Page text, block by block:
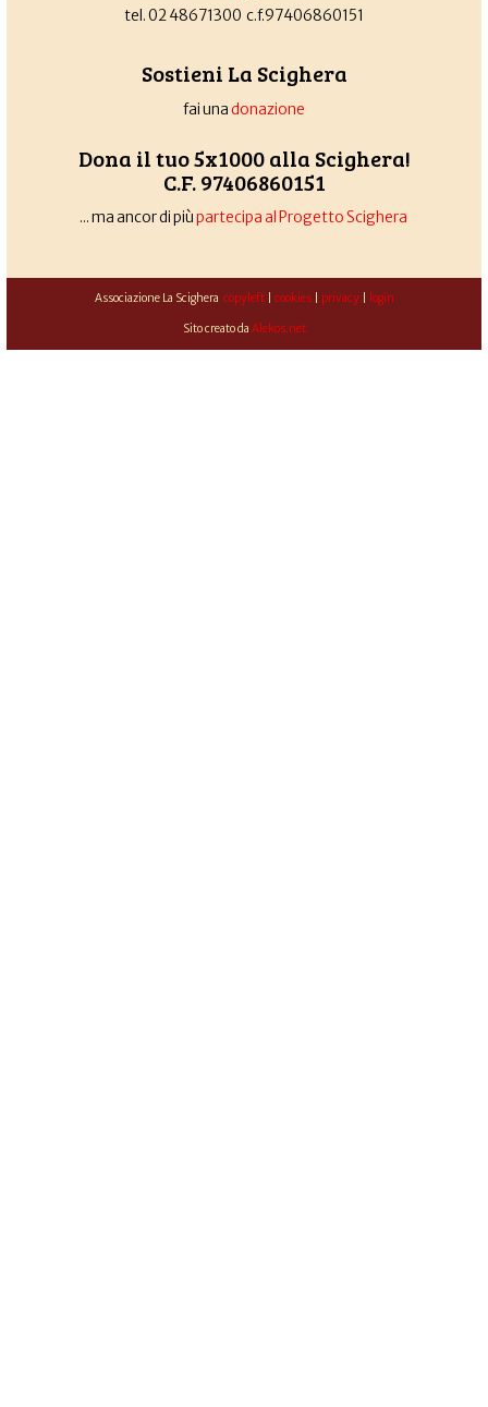
tel. 02 48671300 c.f.97406860151
Sostieni La Scighera
fai unadonazione
Dona il tuo 5x1000 alla Scighera!
C.F. 97406860151
... ma ancor di piùpartecipa al Progetto Scighera
Associazione La Scighera copyleft| cookies| privacy| login
Sito creato da Alekos.net